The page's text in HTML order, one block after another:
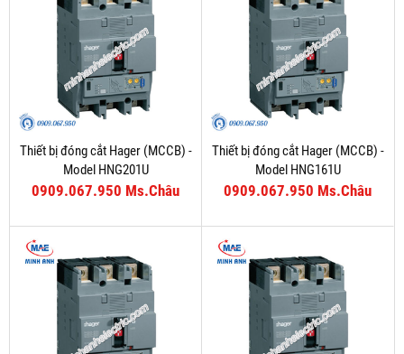
Thiết bị đóng cắt Hager (MCCB) -
Model HNG201U
0909.067.950 Ms.Châu
Thiết bị đóng cắt Hager (MCCB) -
Model HNG161U
0909.067.950 Ms.Châu